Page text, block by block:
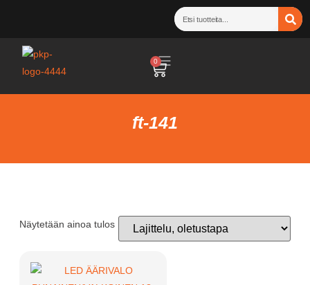
0
ft-141
Näytetään ainoa tulos